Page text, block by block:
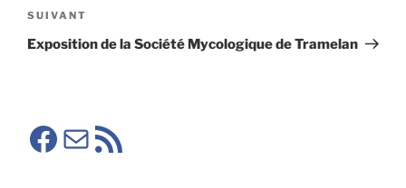
Article
suivant
SUIVANT
Exposition de la Société Mycologique de Tramelan
Facebook SMA
E-mailRSS SMA